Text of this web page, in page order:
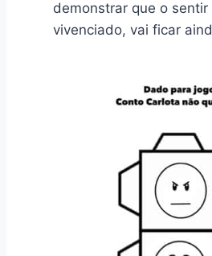
demonstrar que o
vivenciado, vai ficar